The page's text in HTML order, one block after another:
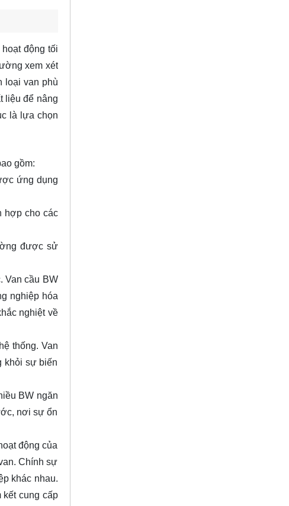
động tối
xem xét
loại van phù
liệu để nâng
là lựa chọn
gồm:
ứng dụng
hợp cho các
được sử
Van cầu BW
nghiệp hóa
nghiệt về
thống. Van
khỏi sự biến
BW ngăn
nơi sự ổn
động của
Chính sự
khác nhau.
kết cung cấp